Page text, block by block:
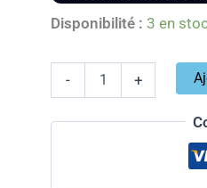
Disponibilité : 3 en
- +